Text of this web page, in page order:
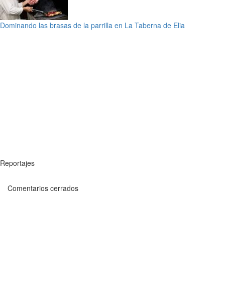
Dominando las brasas de la parrilla en La Taberna de Elia
Reportajes
Comentarios cerrados